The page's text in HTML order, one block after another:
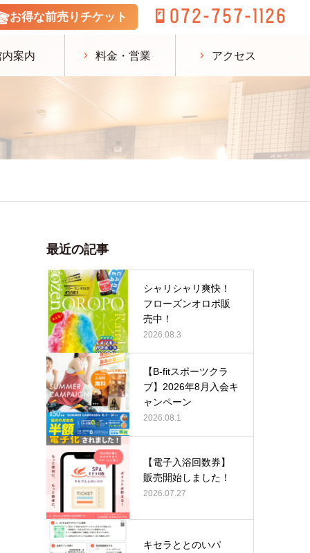
お得な前売りチケット 072-757-1126
案内 料金・営業 アクセス
最近の記事
シャリシャリ爽快！
フローズンオロポ販
売中！
2026.08.3
【B-fitスポーツクラ
ブ】2026年8月入会キ
ャンペーン
2026.08.1
【電子入浴回数券】
販売開始しました！
2026.07.27
キセラととのいパ